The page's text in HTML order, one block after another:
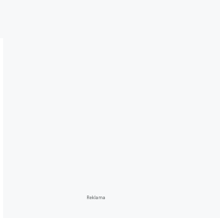
Reklama